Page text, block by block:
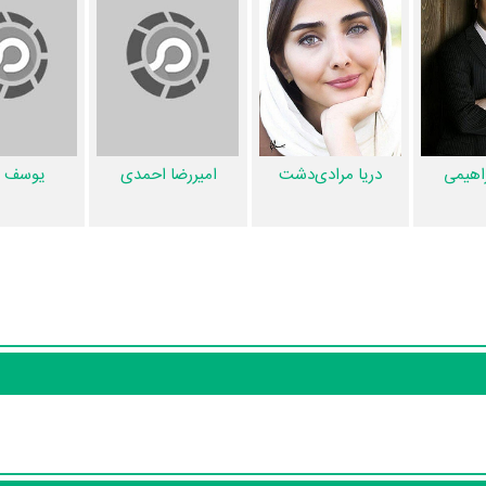
دریا مرادی‌دشت امیررضا احمدی یوسف